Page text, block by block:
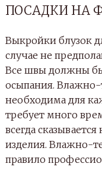
ПОСАДКИ НА
Выкройки блузок
случае не
Все швы должны
осыпания. Влажно-
необходима для
требует много
всегда
изделия. Влажно-
правило